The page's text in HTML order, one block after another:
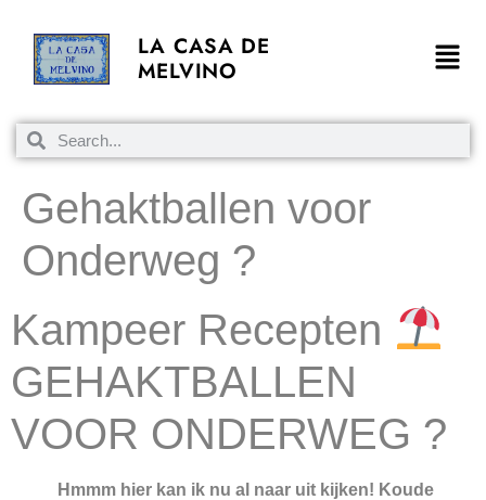
LA CASA DE
MELVINO
Gehaktballen voor
Onderweg ?
Kampeer Recepten
GEHAKTBALLEN
VOOR ONDERWEG ?
Hmmm hier kan ik nu al naar uit kijken! Koude